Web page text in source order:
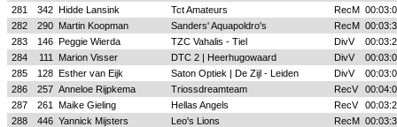
281
342 Hidde Lansink Tct Amateurs RecM
282
290 Martin Koopman Sanders' Aquapoldro's RecM
283
146 Peggie Wierda TZC Vahalis - Tiel DivV
284
111 Marion Visser DTC 2 | Heerhugowaard DivV
285
128 Esther van Eijk Saton Optiek | De Zijl - Leiden DivV
286
257 Anneloe Rijpkema Triossdreamteam RecV
287
261 Maike Gieling Hellas Angels RecV
288
446 Yannick Mijsters Leo's Lions RecM